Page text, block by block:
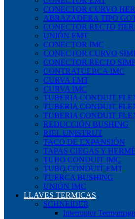
CONECTOR CURVO
ABRAZADERA TIPO
CONECTOR RECTO
UNIÓN EMT
CONECTOR IMC
CONECTOR CURVO
CONECTOR RECTO
CONTRATUERCA IMC
CURVA EMT
CURVA IMC
TUBERIA CONDUIT
TUBERIA CONDUIT
TUBERIA CONDUIT
REDUCCIÓN BUSHING
RIEL UNISTRUT
TACO DE EXPANSIÓN
TAPAS CIEGAS Y
TUBO CONDUIT IMC
TUBO CONDUIT EMT
TUERCA BUSHING
UNIÓN IMC
LLAVES TERMICAS
SCHNEIDER
Interruptor